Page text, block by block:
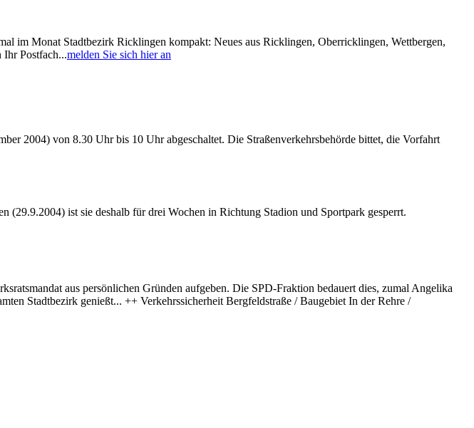
im Monat Stadtbezirk Ricklingen kompakt: Neues aus Ricklingen, Oberricklingen, Wettbergen,
Postfach...melden Sie sich hier an
2004) von 8.30 Uhr bis 10 Uhr abgeschaltet. Die Straßenverkehrsbehörde bittet, die Vorfahrt
(29.9.2004) ist sie deshalb für drei Wochen in Richtung Stadion und Sportpark gesperrt.
aus persönlichen Gründen aufgeben. Die SPD-Fraktion bedauert dies, zumal Angelika
Stadtbezirk genießt... ++ Verkehrssicherheit Bergfeldstraße / Baugebiet In der Rehre /